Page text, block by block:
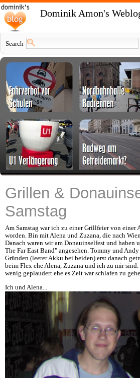
Dominik Amon's
Search
Grillen &
Samstag
Am Samstag war ich zu einer Grillfeier von
worden. Bin mit Alena und Zuzana, die nach
Danach waren wir am Donauinselfest und haben
The Far East Band" angesehen. Tommy und
Gründen (leerer Akku bei beiden) erst danach
beim Flex ehe Alena, Zuzana und ich zu mir
wenig geplaudert ehe es Zeit war schlafen zu
Ich und Alena...